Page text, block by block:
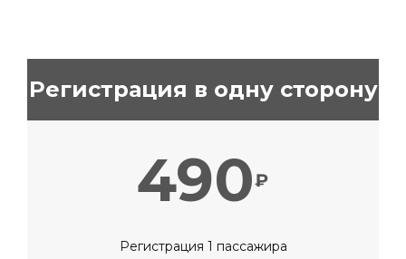
Регистрация в одну сторону
490₽
Регистрация 1 пассажира